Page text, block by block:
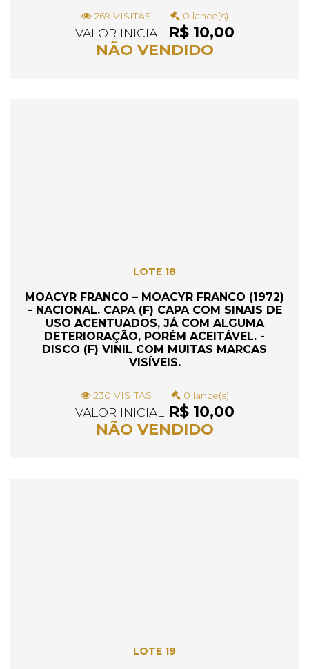
269 VISITAS 0 lance(s)
VALOR INICIAL R$ 10,00
NÃO VENDIDO
LOTE 18
MOACYR FRANCO – MOACYR FRANCO (1972)
- NACIONAL. CAPA (F) CAPA COM SINAIS DE
USO ACENTUADOS, JÁ COM ALGUMA
DETERIORAÇÃO, PORÉM ACEITÁVEL. -
DISCO (F) VINIL COM MUITAS MARCAS
VISÍVEIS.
230 VISITAS 0 lance(s)
VALOR INICIAL R$ 10,00
NÃO VENDIDO
LOTE 19